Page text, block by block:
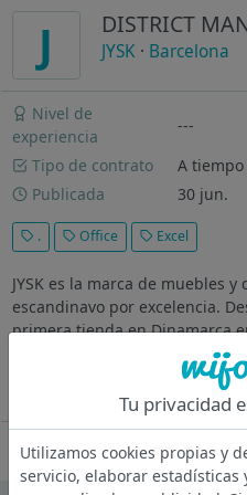
J DISTRICT
JYSK · Barcelona
Nivel de
experiencia
---
Tipo de contrato
A
Publicada
30 jun.
. Office Excel
JYSK es la marca de muebles
escandinavo por excelencia.
primera tienda en Dinamarca
crecer, y hoy, con más de
más de 50 países a nivel...
Tu privacidad
Utilizamos cookies propias y
servicio, elaborar